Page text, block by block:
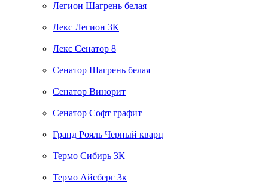
Легион Шагрень белая
Лекс Легион 3К
Лекс Сенатор 8
Сенатор Шагрень белая
Сенатор Винорит
Сенатор Софт графит
Гранд Рояль Черный кварц
Термо Сибирь 3К
Термо Айсберг 3к